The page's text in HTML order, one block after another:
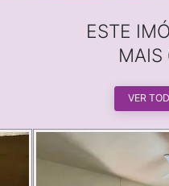
ESTE
MAIS
VER